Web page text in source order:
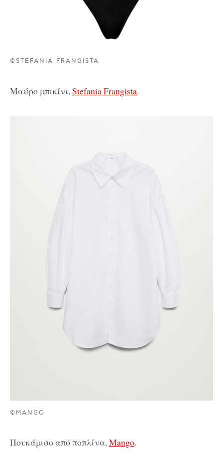
©STEFANIA FRANGISTA
Μαύρο μπικίνι, Stefania Frangista.
©MANGO
Πουκάμισο από ποπλίνα,Mango.